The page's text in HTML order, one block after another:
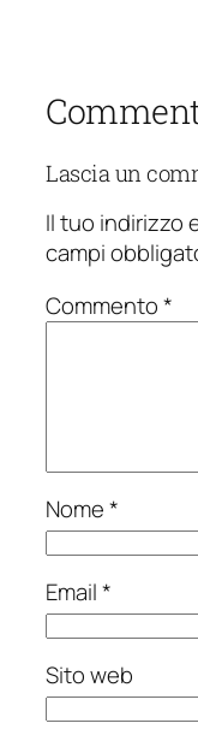
Lascia un
Il tuo indirizzo
campi
Commento*
Nome*
Email*
Sito web